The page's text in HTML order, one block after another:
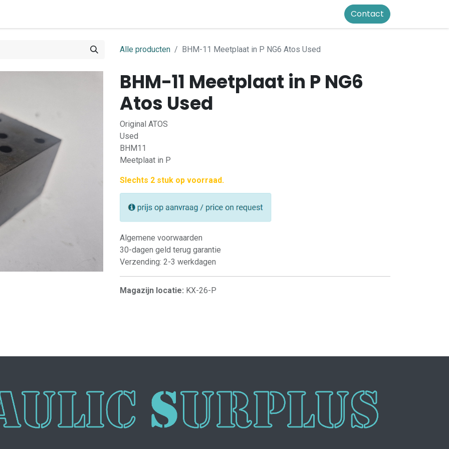
Contact
Alle producten BHM-11 Meetplaat in P NG6 Atos Used
BHM-11 Meetplaat in P NG6
Atos Used
Original ATOS
Used
BHM11
Meetplaat in P
Slechts 2 stuk op voorraad.
Algemene voorwaarden
30-dagen geld terug garantie
Verzending: 2-3 werkdagen
Magazijn locatie: KX-26-P